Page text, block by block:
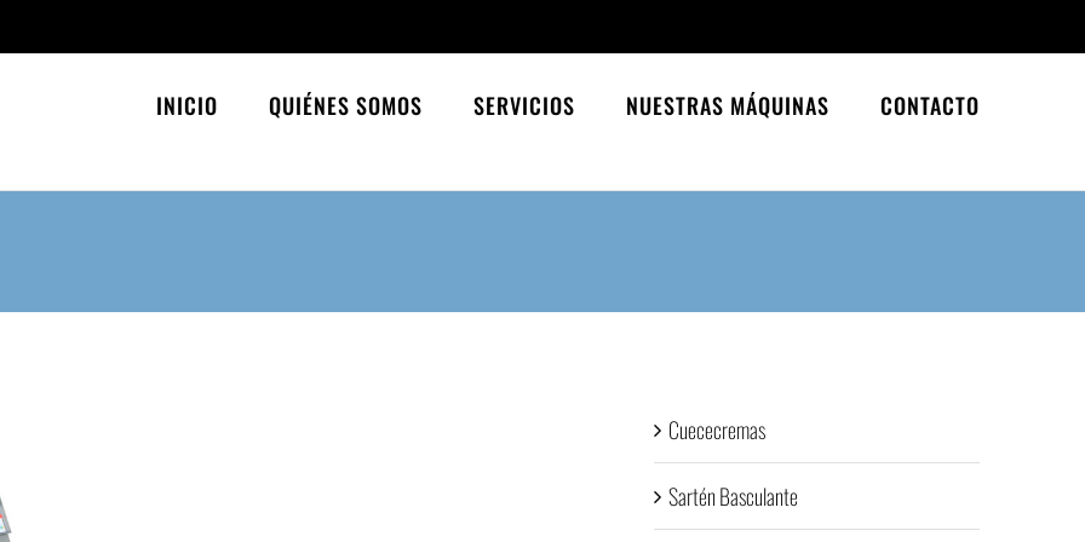
INICIO QUIÉNES SOMOS SERVICIOS NUESTRAS MÁQUINAS CONTACTO
Cuececremas
Sartén Basculante